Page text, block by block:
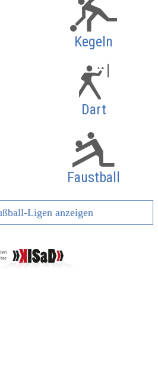
Kegeln
Dart
Faustball
Ligen anzeigen